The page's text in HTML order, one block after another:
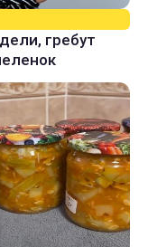
гребут